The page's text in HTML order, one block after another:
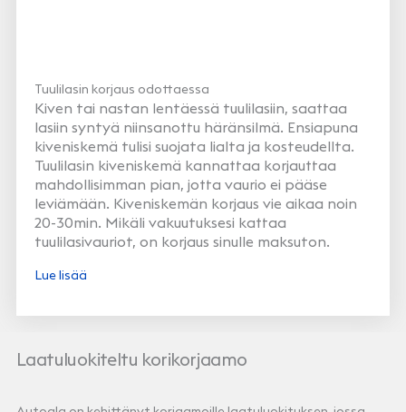
Tuulilasin korjaus odottaessa
Kiven tai nastan lentäessä tuulilasiin, saattaa
lasiin syntyä niinsanottu häränsilmä. Ensiapuna
kiveniskemä tulisi suojata lialta ja kosteudellta.
Tuulilasin kiveniskemä kannattaa korjauttaa
mahdollisimman pian, jotta vaurio ei pääse
leviämään. Kiveniskemän korjaus vie aikaa noin
20-30min. Mikäli vakuutuksesi kattaa
tuulilasivauriot, on korjaus sinulle maksuton.
Lue lisää
Laatuluokiteltu korikorjaamo